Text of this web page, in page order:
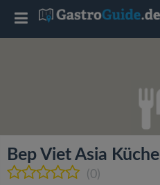
Bep Viet Asia Küche
(0)
T
l